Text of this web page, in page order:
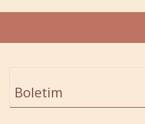
Boletim